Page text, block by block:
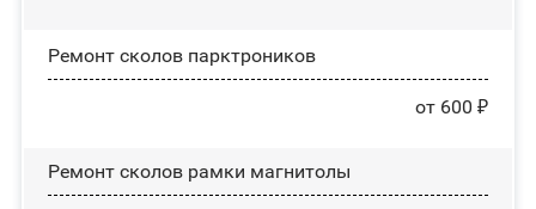
Ремонт сколов парктроников
от 600 ₽
Ремонт сколов рамки магнитолы